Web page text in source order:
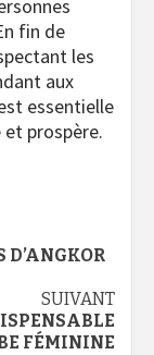
fin de
les
aux
essentielle
prospère.
D’ANGKOR
SUIVANT
FÉMININE